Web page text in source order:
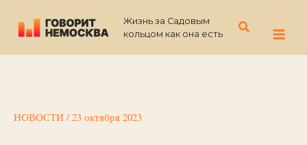
содержимому
Жизнь за Садовым
кольцом как она есть
Поиск
НОВОСТИ / 23 октября 2023